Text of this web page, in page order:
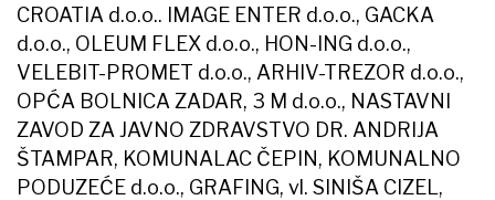
CROATIA d.o.o.. IMAGE ENTER d.o.o., GACKA
d.o.o., OLEUM FLEX d.o.o., HON-ING d.o.o.,
VELEBIT-PROMET d.o.o., ARHIV-TREZOR d.o.o.,
OPĆA BOLNICA ZADAR, 3 M d.o.o., NASTAVNI
ZAVOD ZA JAVNO ZDRAVSTVO DR. ANDRIJA
ŠTAMPAR, KOMUNALAC ČEPIN, KOMUNALNO
PODUZEĆE d.o.o., GRAFING, vl. SINIŠA CIZEL,